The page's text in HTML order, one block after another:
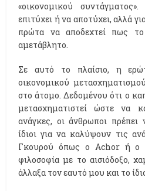
«οικονομικού
επιτύχει ή να αποτύχει, αλλά
πρώτα να αποδεχτεί πως το
αμετάβλητο.
Σε αυτό το πλαίσιο, η
οικονομικού
στο άτομο. Δεδομένου ότι ο
μετασχηματιστεί ώστε να
ανάγκες, οι άνθρωποι πρέπει
ίδιοι για να καλύψουν τις
Γκουρού όπως ο Achor ή ο
φιλοσοφία με το αισιόδοξο,
άλλαξα τον εαυτό μου και το